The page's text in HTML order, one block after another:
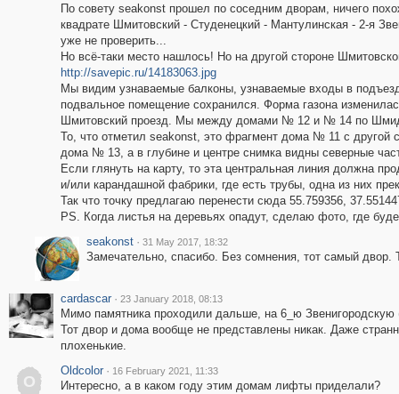
По совету seakonst прошел по соседним дворам, ничего
квадрате Шмитовский - Студенецкий - Мантулинская - 2-я
уже не проверить...
Но всё-таки место нашлось! Но на другой стороне
http://savepic.ru/14183063.jpg
Мы видим узнаваемые балконы, узнаваемые входы в
подвальное помещение сохранился. Форма газона
Шмитовский проезд. Мы между домами № 12 и № 14 по
То, что отметил seakonst, это фрагмент дома № 11 с другой
дома № 13, а в глубине и центре снимка видны северные
Если глянуть на карту, то эта центральная линия должна
и/или карандашной фабрики, где есть трубы, одна из них
Так что точку предлагаю перенести сюда 55.759356,
PS. Когда листья на деревьях опадут, сделаю фото, где
seakonst · 31 May 2017, 18:32
Замечательно, спасибо. Без сомнения, тот самый двор.
cardascar · 23 January 2018, 08:13
Мимо памятника проходили дальше, на 6_ю
Тот двор и дома вообще не представлены никак. Даже
плохенькие.
O
Oldcolor · 16 February 2021, 11:33
Интересно, а в каком году этим домам лифты приделали?